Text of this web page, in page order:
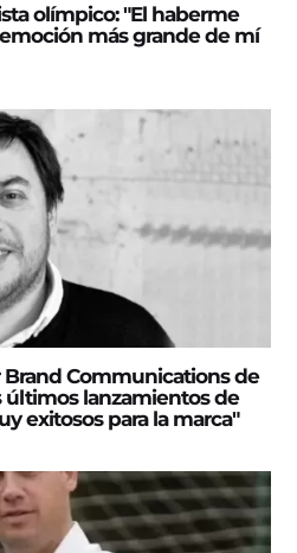
olímpico: "El haberme
más grande de mí
Brand Communications de
últimos lanzamientos de
exitosos para la marca"